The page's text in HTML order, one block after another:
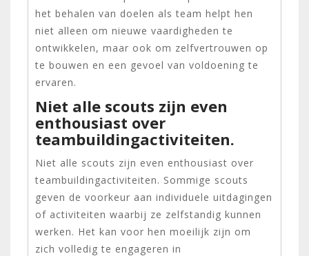
het behalen van doelen als team helpt hen
niet alleen om nieuwe vaardigheden te
ontwikkelen, maar ook om zelfvertrouwen op
te bouwen en een gevoel van voldoening te
ervaren.
Niet alle scouts zijn even
enthousiast over
teambuildingactiviteiten.
Niet alle scouts zijn even enthousiast over
teambuildingactiviteiten. Sommige scouts
geven de voorkeur aan individuele uitdagingen
of activiteiten waarbij ze zelfstandig kunnen
werken. Het kan voor hen moeilijk zijn om
zich volledig te engageren in